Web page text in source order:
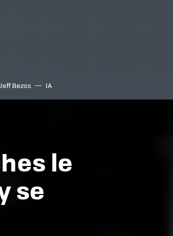
Jeff Bezos IA
le
se